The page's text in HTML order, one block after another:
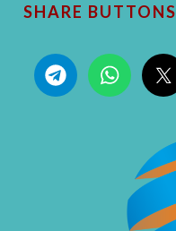
SHARE BUTTONS